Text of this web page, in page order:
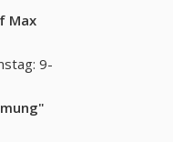
Max
9-